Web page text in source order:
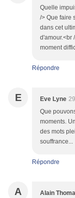
Quelle
/> Que faire
dans cet
d'amour.<br
moment
Répondre
E Eve Lyne
Que
moments.
des mots
souffrance...
Répondre
A Alain